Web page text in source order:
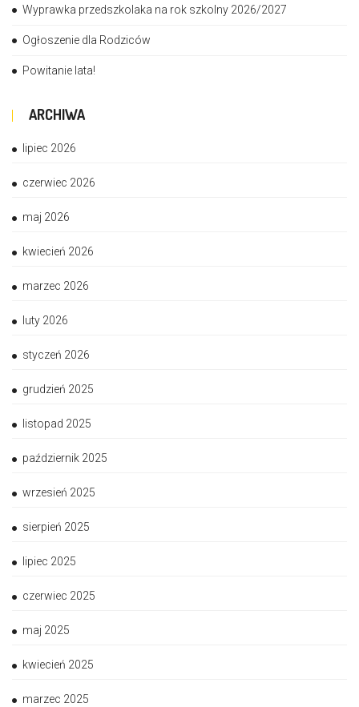
Wyprawka przedszkolaka na rok szkolny 2026/2027
Ogłoszenie dla Rodziców
Powitanie lata!
ARCHIWA
lipiec 2026
czerwiec 2026
maj 2026
kwiecień 2026
marzec 2026
luty 2026
styczeń 2026
grudzień 2025
listopad 2025
październik 2025
wrzesień 2025
sierpień 2025
lipiec 2025
czerwiec 2025
maj 2025
kwiecień 2025
marzec 2025